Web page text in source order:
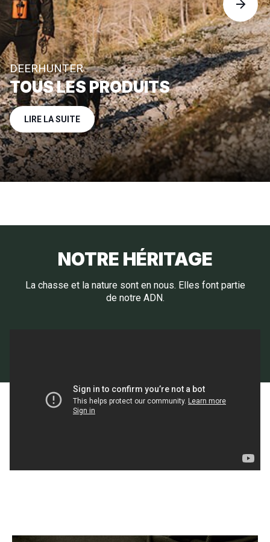
DEERHUNTER
TOUS LES PRODUITS
LIRE LA SUITE
NOTRE HÉRITAGE
La chasse et la nature sont en nous. Elles font partie
de notre ADN.